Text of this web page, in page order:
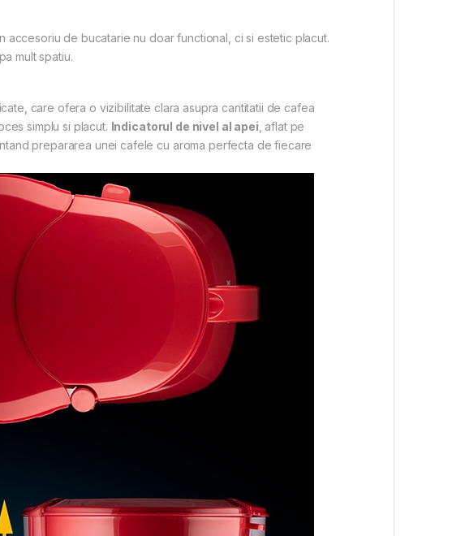
accesoriu de bucatarie nu doar functional, ci si estetic placut.
mult spatiu.
care ofera o vizibilitate clara asupra cantitatii de cafea
simplu si placut. Indicatorul de nivel al apei , aflat pe
prepararea unei cafele cu aroma perfecta de fiecare